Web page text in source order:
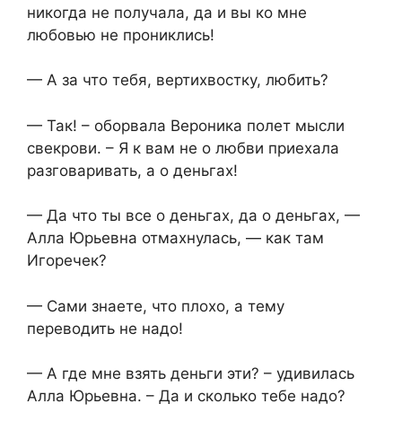
никогда не получала, да и вы ко мне
любовью не прониклись!
— А за что тебя, вертихвостку, любить?
— Так! – оборвала Вероника полет мысли
свекрови. – Я к вам не о любви приехала
разговаривать, а о деньгах!
— Да что ты все о деньгах, да о деньгах, —
Алла Юрьевна отмахнулась, — как там
Игоречек?
— Сами знаете, что плохо, а тему
переводить не надо!
— А где мне взять деньги эти? – удивилась
Алла Юрьевна. – Да и сколько тебе надо?